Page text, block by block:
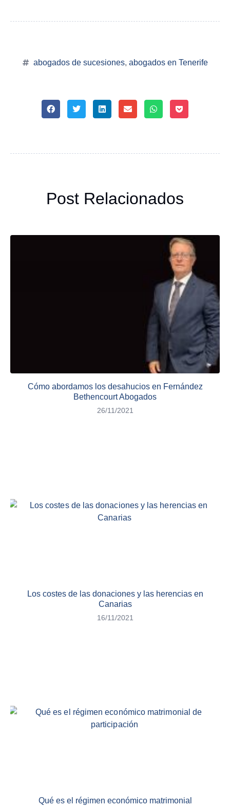
abogados de sucesiones, abogados en Tenerife
Post Relacionados
Cómo abordamos los desahucios en Fernández
Bethencourt Abogados
26/11/2021
Los costes de las donaciones y las herencias en
Canarias
16/11/2021
Qué es el régimen económico matrimonial